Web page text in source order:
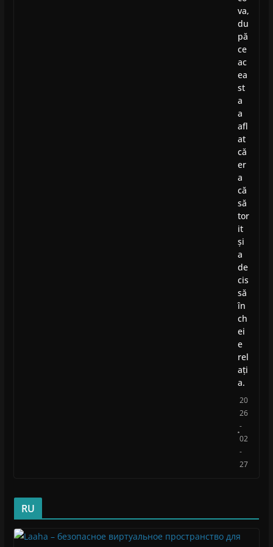
va,
du
pă
ce
ac
ea
st
a
a
afl
at
că
er
a
că
să
tor
it
și
a
de
cis
să
în
ch
ei
e
rel
ați
a.
20
26
-
02
-
27
RU